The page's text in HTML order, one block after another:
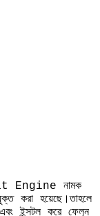
Engine নামক
করা হয়েছে।তাহলে
ইন্সটল করে ফেলুন